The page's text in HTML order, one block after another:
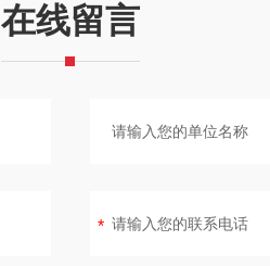
在线留言